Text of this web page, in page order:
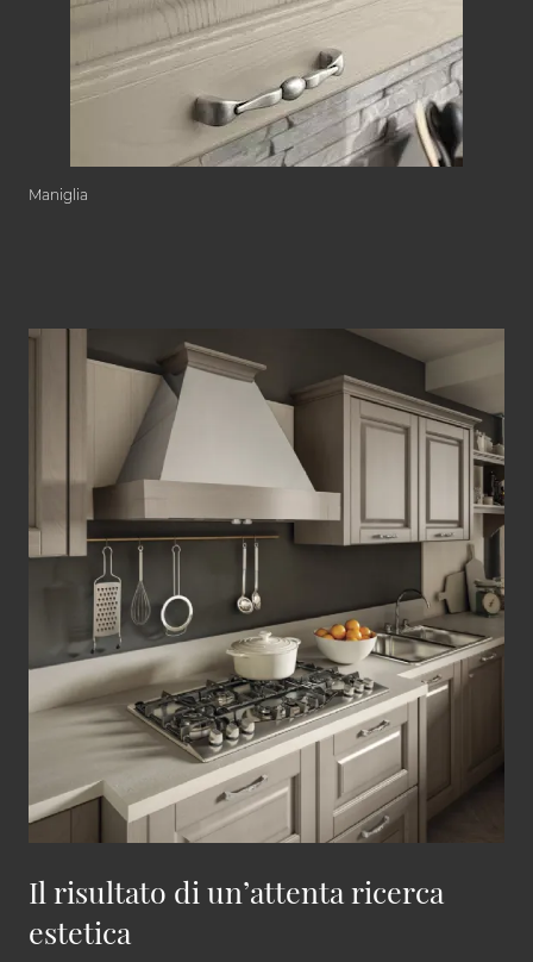
Maniglia
Il risultato di un’attenta ricerca
estetica